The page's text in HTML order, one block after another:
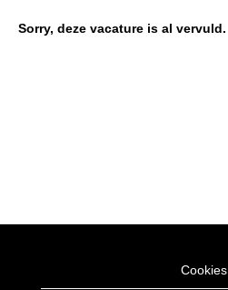
Sorry, deze vacature is al vervuld.
Cookies